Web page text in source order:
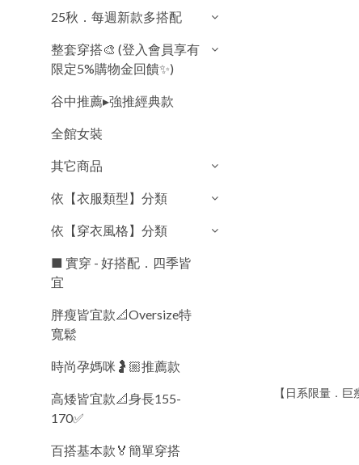
25秋．每週新款多搭配
整套穿搭🎨 (登入會員享有
限定5%購物金回饋✨)
谷中推薦▸強推經典款
全館女裝
其它商品
依【衣服類型】分類
依【穿衣風格】分類
■ 實穿 - 好搭配．四季皆
宜
胖瘦皆宜款📐Oversize特
寬鬆
時尚孕媽咪🤰🏼推薦款
高矮皆宜款📐身長155-
170✅
百搭基本款🏅簡單穿搭
【日系限量．